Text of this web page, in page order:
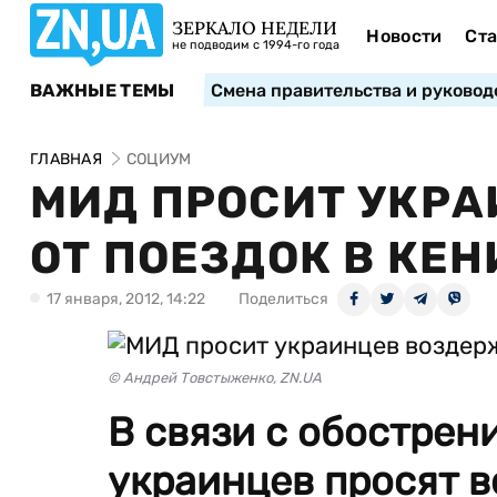
ЗЕРКАЛО НЕДЕЛИ
не подводим с 1994-го года Новости
ВАЖНЫЕ ТЕМЫ Смена правительства и
ГЛАВНАЯ СОЦИУМ
МИД ПРОСИТ
ОТ ПОЕЗДОК В
17 января, 2012, 14:22 Поделиться
© Андрей Товстыженко, ZN.UA
В связи с
украинцев просят